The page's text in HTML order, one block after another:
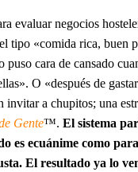
evaluar negocios
tipo «comida rica, buen
puso cara de cansado
O «después de
invitar a chupitos; una
Gente™. El sistema
es ecuánime como
El resultado ya lo